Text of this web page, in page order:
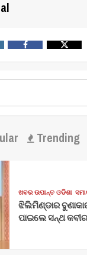
Trending
ଖବର ଉପାନ୍ତ ଓଡିଶା
ଝିଲିମିଣ୍ଡାର
ପାଇଲେ ସନ୍ଥ